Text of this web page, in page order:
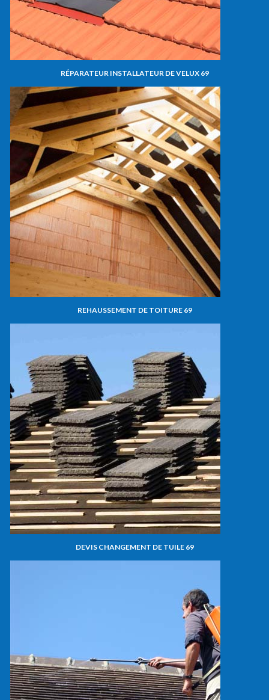
RÉPARATEUR INSTALLATEUR DE VELUX 69
REHAUSSEMENT DE TOITURE 69
DEVIS CHANGEMENT DE TUILE 69